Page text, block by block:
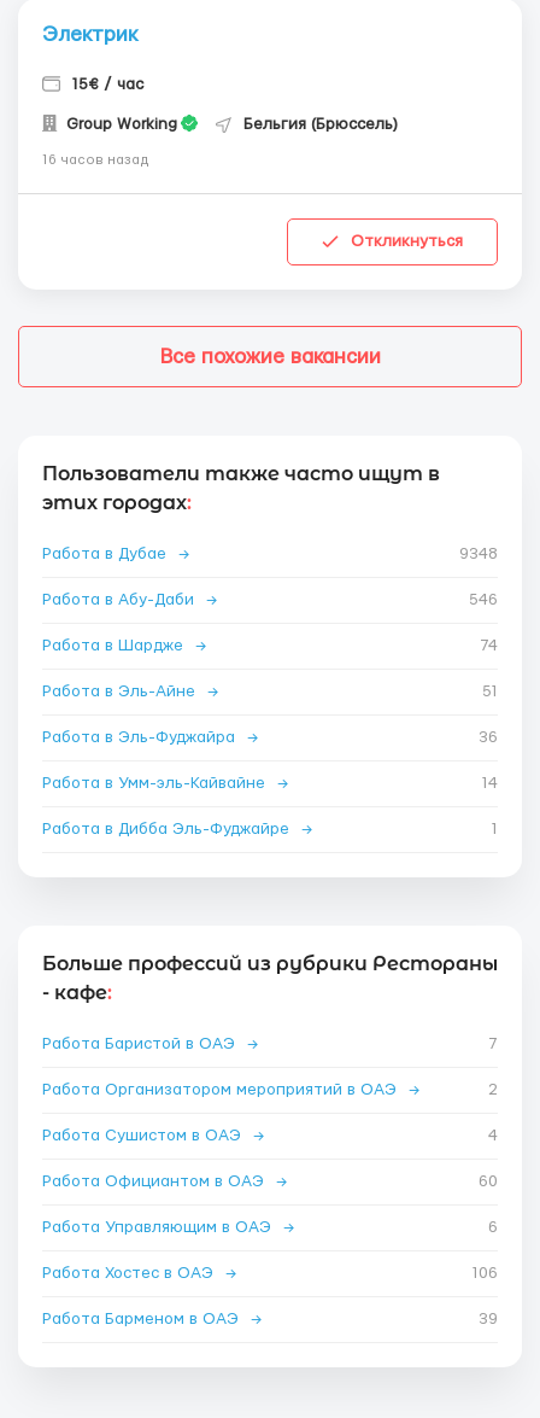
Электрик
15€ / час
Group Working Бельгия (Брюссель)
16 часов назад
Откликнуться
Все похожие вакансии
Пользователи также часто ищут в
этих городах:
Работа в Дубае → 9348
Работа в Абу-Даби → 546
Работа в Шардже → 74
Работа в Эль-Айне → 51
Работа в Эль-Фуджайра → 36
Работа в Умм-эль-Кайвайне → 14
Работа в Дибба Эль-Фуджайре → 1
Больше профессий из рубрики Рестораны
- кафе:
Работа Баристой в ОАЭ → 7
Работа Организатором мероприятий в ОАЭ → 2
Работа Сушистом в ОАЭ → 4
Работа Официантом в ОАЭ → 60
Работа Управляющим в ОАЭ → 6
Работа Хостес в ОАЭ → 106
Работа Барменом в ОАЭ → 39